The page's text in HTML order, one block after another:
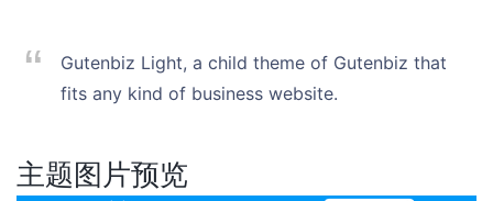
Gutenbiz Light, a child theme of Gutenbiz that
fits any kind of business website.
主题图片预览